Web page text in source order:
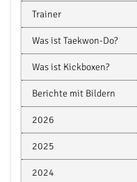
Trainer
Was ist Taekwon-Do?
Was ist Kickboxen?
Berichte mit Bildern
2026
2025
2024